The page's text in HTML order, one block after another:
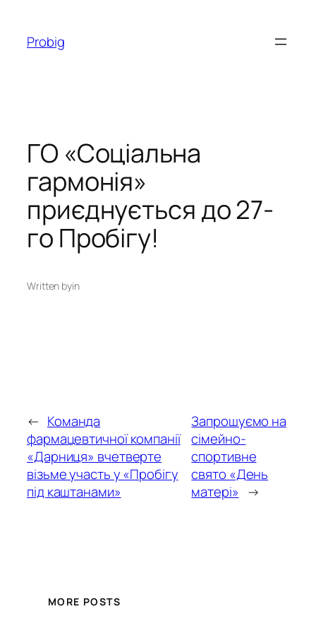
вмісту
Probig
ГО «Соціальна
гармонія»
приєднується до 27-
го Пробігу!
Written byin
← Команда
фармацевтичної компанії
«Дарниця» вчетверте
візьме участь у «Пробігу
під каштанами»
Запрошуємо на
сімейно-
спортивне
свято «День
матері» →
MORE POSTS